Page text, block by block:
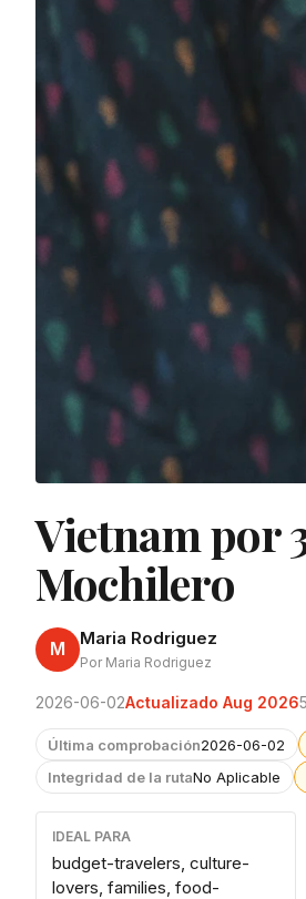
Vietnam por
Mochilero
M Maria Rodriguez
Por Maria Rodriguez
2026-06-02Actualizado Aug 2026
Última comprobación2026-06-02
Integridad de la rutaNo Aplicable
IDEAL PARA
budget-travelers, culture-
lovers, families, food-